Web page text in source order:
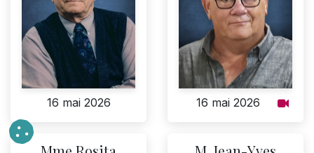
16 mai 2026 16 mai 2026